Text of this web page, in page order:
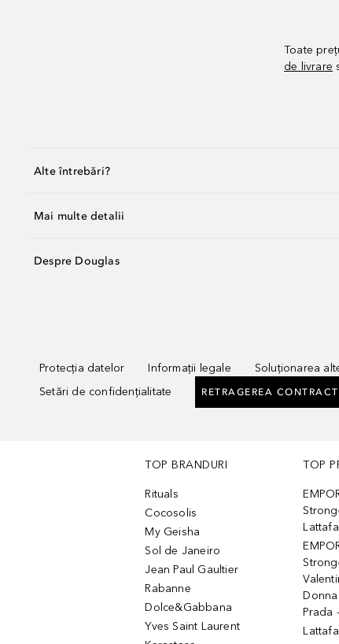
Toate
de livrare
Alte întrebări?
Mai multe detalii
Despre Douglas
Protecția datelor Informații legale Soluționarea
Setări de confidențialitate
RETRAGEREA
TOP BRANDURI
Rituals
Cocosolis
My Geisha
Sol de Janeiro
Jean Paul Gaultier
Rabanne
Dolce&Gabbana
Yves Saint Laurent
TOP
Prada